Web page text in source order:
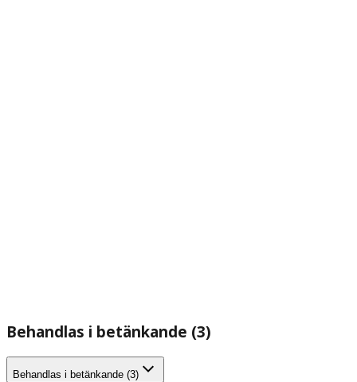
Behandlas i betänkande (3)
Behandlas i betänkande (3)